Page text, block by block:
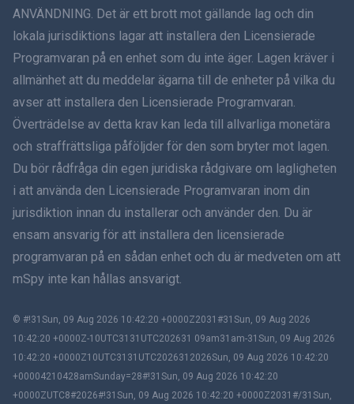
Dansk
हिंदी
עברית
Română
Ελληνικά
繁體中文
Slovenčina
ANVÄNDNING. Det är ett brott mot gällande lag och din
lokala jurisdiktions lagar att installera den Licensierade
Programvaran på en enhet som du inte äger. Lagen kräver i
allmänhet att du meddelar ägarna till de enheter på vilka du
avser att installera den Licensierade Programvaran.
Överträdelse av detta krav kan leda till allvarliga monetära
och straffrättsliga påföljder för den som bryter mot lagen.
Du bör rådfråga din egen juridiska rådgivare om lagligheten
i att använda den Licensierade Programvaran inom din
jurisdiktion innan du installerar och använder den. Du är
ensam ansvarig för att installera den licensierade
programvaran på en sådan enhet och du är medveten om att
mSpy inte kan hållas ansvarigt.
© #!31Sun, 09 Aug 2026 10:42:20 +0000Z2031#31Sun, 09 Aug 2026
10:42:20 +0000Z-10UTC3131UTC202631 09am31am-31Sun, 09 Aug 2026
10:42:20 +0000Z10UTC3131UTC2026312026Sun, 09 Aug 2026 10:42:20
+00004210428amSunday=28#!31Sun, 09 Aug 2026 10:42:20
+0000ZUTC8#2026#!31Sun, 09 Aug 2026 10:42:20 +0000Z2031#/31Sun,